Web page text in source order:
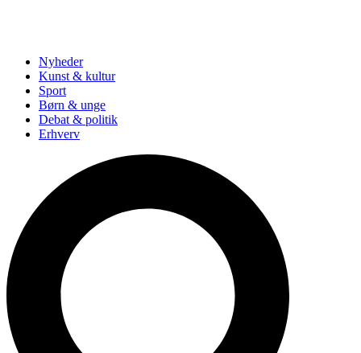
Nyheder
Kunst & kultur
Sport
Børn & unge
Debat & politik
Erhverv